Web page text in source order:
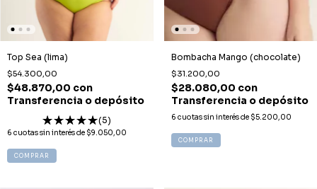
Top Sea (lima)
$54.300,00
$48.870,00 con
Transferencia o depósito
(5)
6 cuotas sin interés de $9.050,00
COMPRAR
Bombacha Mango (chocolate)
$31.200,00
$28.080,00 con
Transferencia o depósito
6 cuotas sin interés de $5.200,00
COMPRAR